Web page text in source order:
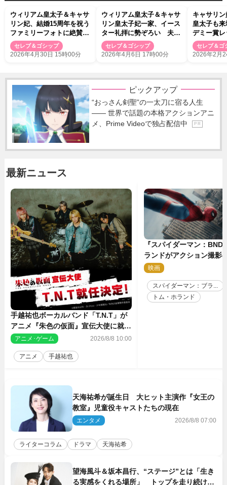
ウィリアム皇太子＆キャサ
リン妃、結婚15周年を祝う
ファミリーフォトに絶賛の
声 78万超の「いいね」
セレブ＆ゴシップ
2026年4月30日 15時00分
ウィリアム皇太子＆キャサ
リン皇太子妃一家、イース
ター礼拝に勢ぞろい 夫妻
の出席は3年ぶり
セレブ＆ゴシップ
2026年4月6日 17時00分
キャサリ
皇太子も
デミー賞
にセレブ
セレブ＆ゴ
2026年2月
ピックアップ
“おっさん剣聖”の一太刀に宿る人生
―― 世界で話題の本格アクションアニ
メ、Prime Videoで独占配信中
P R
最新ニュース
手越祐也ボーカルバンド「T.N.T」が
アニメ『朱色の仮面』宣伝大使に就任
決定
アニメ･ゲーム 2026/8/8 10:00
アニメ 手越祐也
『スパイダーマン：BND
ランドがアクション撮影
す特別映像解禁
映画
スパイダーマン：ブラ...
トム・ホランド
天海祐希が誕生日 大ヒット主演作『女王の
教室』児童役キャストたちの現在
エンタメ 2026/8/8 07:00
ライターコラム ドラマ 天海祐希
望海風斗＆坂本昌行、“ステージ”とは「生き
る実感をくれる場所」 トップを走り続ける